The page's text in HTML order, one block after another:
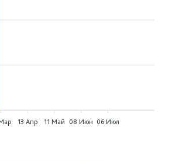
13 Апр 11 Май 08 Июн 06 Июл